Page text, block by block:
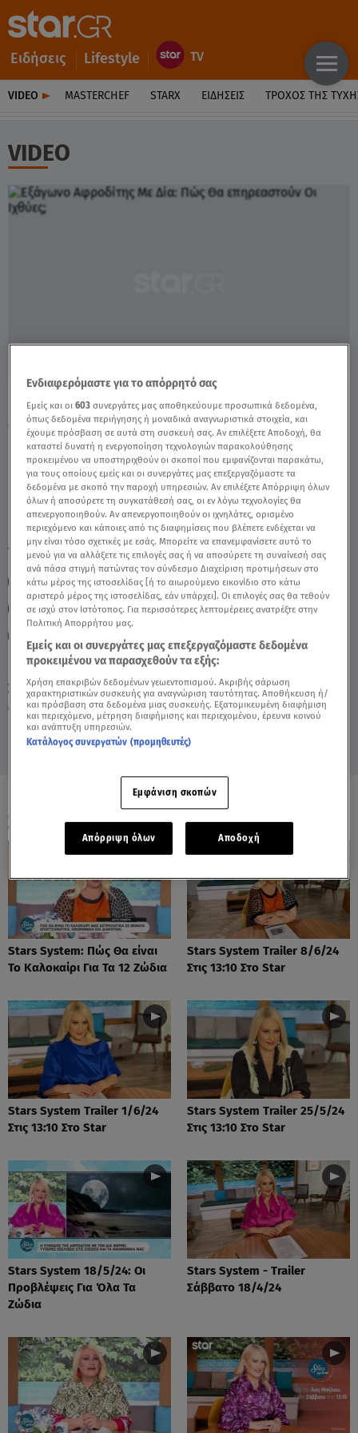
Ειδήσεις Lifestyle
VIDEO MASTERCHEF STARX ΕΙΔΉΣΕΙΣ ΤΡΟΧΌΣ ΤΗΣ
VIDEO
Σάββατο 8 Αυγούστου 2026
04.01.23, 13:15 ΖΩΔΙΑ
Εξάγωνο Αφροδίτης Με Δία: Πώς Θα
επηρεαστούν Οι Ιχθύες; - Video
TAGS: ΙΧΘΥΕΣ ΖΩΔΙΑ ΖΩΔΙΑ ΣΗΜΕΡΑ ΑΣΗ ΜΠΗΛΙΟΥ
ΖΩΔΙΑ ΑΣΗ ΜΠΗΛΙΟΥ
ΑΣΤΡΟΛΟΓΙΚΕΣ ΠΡΟΒΛΕΨΕΙΣ
ΗΜΕΡΗΣΙΕΣ ΠΡΟΒΛΕΨΕΙΣ
ΕΞΑΓΩΝΟ ΑΦΡΟΔΙΤΗΣ ΔΙΑ
BREAKFAST@STAR
ΟΛΑ ΤΑ ΒΙΝΤΕΟ
Stars System: Πώς Θα είναι
Το Καλοκαίρι Για Τα 12 Ζώδια
Stars System Trailer 8/6/24
Στις 13:10 Στο Star
Stars System Trailer 1/6/24
Στις 13:10 Στο Star
Stars System Trailer 25/5/24
Στις 13:10 Στο Star
Stars System 18/5/24: Οι
Προβλέψεις Για Όλα Τα
Ζώδια
Stars System - Trailer
Σάββατο 18/4/24
Ενδιαφερόμαστε για το απόρρητό σας
Εμείς και οι603 συνεργάτες μας αποθηκεύουμε προσωπικά δεδομένα,
όπως δεδομένα περιήγησης ή μοναδικά αναγνωριστικά στοιχεία, και
έχουμε πρόσβαση σε αυτά στη συσκευή σας. Αν επιλέξετε Αποδοχή, θα
καταστεί δυνατή η ενεργοποίηση τεχνολογιών παρακολούθησης
προκειμένου να υποστηριχθούν οι σκοποί που εμφανίζονται παρακάτω,
για τους οποίους εμείς και οι συνεργάτες μας επεξεργαζόμαστε τα
δεδομένα με σκοπό την παροχή υπηρεσιών. Αν επιλέξετε Απόρριψη όλων
όλων ή αποσύρετε τη συγκατάθεσή σας, οι εν λόγω τεχνολογίες θα
απενεργοποιηθούν. Αν απενεργοποιηθούν οι ιχνηλάτες, ορισμένο
περιεχόμενο και κάποιες από τις διαφημίσεις που βλέπετε ενδέχεται να
μην είναι τόσο σχετικές με εσάς. Μπορείτε να επανεμφανίσετε αυτό το
μενού για να αλλάξετε τις επιλογές σας ή να αποσύρετε τη συναίνεσή σας
ανά πάσα στιγμή πατώντας τον σύνδεσμο Διαχείριση προτιμήσεων στο
κάτω μέρος της ιστοσελίδας [ή το αιωρούμενο εικονίδιο στο κάτω
αριστερό μέρος της ιστοσελίδας, εάν υπάρχει]. Οι επιλογές σας θα τεθούν
σε ισχύ στον Ιστότοπος. Για περισσότερες λεπτομέρειες ανατρέξτε στην
Πολιτική Απορρήτου μας.
Εμείς και οι συνεργάτες μας επεξεργαζόμαστε δεδομένα
προκειμένου να παρασχεθούν τα εξής:
Χρήση επακριβών δεδομένων γεωεντοπισμού. Ακριβής σάρωση
χαρακτηριστικών συσκευής για αναγνώριση ταυτότητας. Αποθήκευση ή/
και πρόσβαση στα δεδομένα μιας συσκευής. Εξατομικευμένη διαφήμιση
και περιεχόμενο, μέτρηση διαφήμισης και περιεχομένου, έρευνα κοινού
και ανάπτυξη υπηρεσιών.
Κατάλογος συνεργατών (προμηθευτές)
Εμφάνιση σκοπών
Απόρριψη όλων Αποδοχή